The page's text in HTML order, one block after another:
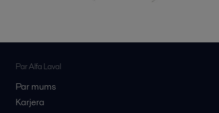
Par Alfa Laval
Par mums
Karjera